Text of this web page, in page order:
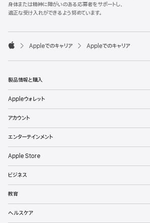
l
e
o
t
身体または精神に障がいのある応募者をサポートし、
適正な受け入れができるよう努めています。

p
l
Appleでのキャリア Appleでのキャリア
製品情報と購入
Appleウォレット
アカウント
エンターテインメント
Apple Store
ビジネス
教育
ヘルスケア